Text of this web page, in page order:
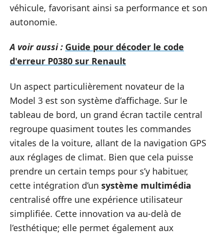
véhicule, favorisant ainsi sa performance et son
autonomie.
A voir aussi : Guide pour décoder le code
d'erreur P0380 sur Renault
Un aspect particulièrement novateur de la
Model 3 est son système d’affichage. Sur le
tableau de bord, un grand écran tactile central
regroupe quasiment toutes les commandes
vitales de la voiture, allant de la navigation GPS
aux réglages de climat. Bien que cela puisse
prendre un certain temps pour s’y habituer,
cette intégration d’un système multimédia
centralisé offre une expérience utilisateur
simplifiée. Cette innovation va au-delà de
l’esthétique; elle permet également aux